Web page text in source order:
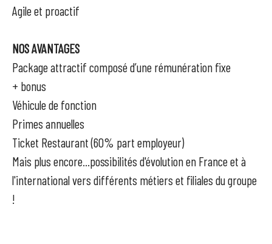
Agile et proactif
NOS AVANTAGES
Package attractif composé d’une rémunération fixe
+ bonus
Véhicule de fonction
Primes annuelles
Ticket Restaurant (60% part employeur)
Mais plus encore...possibilités d'évolution en France et à
l'international vers différents métiers et filiales du groupe
!